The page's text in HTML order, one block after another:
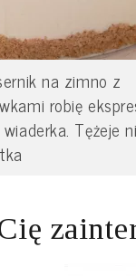
na zimno z
robię
Tężeje